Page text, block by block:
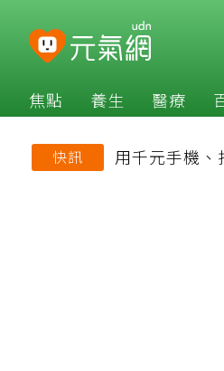
焦點 養生 醫療
快訊 用千元手機